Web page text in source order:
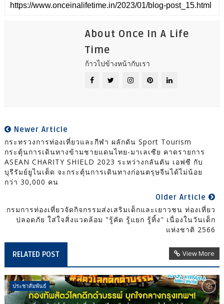
About Once In A Life
Time
ก้าวไปข้างหน้ากับเรา
Newer Article
กระทรวงการท่องเที่ยวและกีฬา ผลักดัน Sport Tourism
กระตุ้นการเดินทางข้ามชายแดนไทย-มาเลเซีย คาดรายการ
ASEAN CHARITY SHIELD 2023 ระหว่างกลันตัน เอฟซี กับ
บุรีรัมย์ยูไนเต็ด จะกระตุ้นการเดินทางก่อนตรุษจีนได้ไม่น้อย
กว่า 30,000 คน
Older Article
กรมการท่องเที่ยวจัดกิจกรรมส่งเสริมเด็กและเยาวชน ท่องเที่ยว
ปลอดภัย ใส่ใจสิ่งแวดล้อม "รู้คัด รู้แยก รู้ทิ้ง" เนื่องในวันเด็ก
แห่งชาติ 2566
RELATED POST View More
ประชาสัมพันธ์